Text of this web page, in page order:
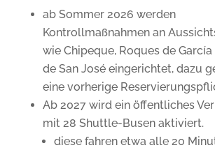
ab Sommer 2026 werden
Kontrollmaßnahmen an
wie Chipeque, Roques de
de San José eingerichtet, dazu
eine vorherige
Ab 2027 wird ein öffentliches
mit 28 Shuttle-Busen aktiviert.
diese fahren etwa alle 20